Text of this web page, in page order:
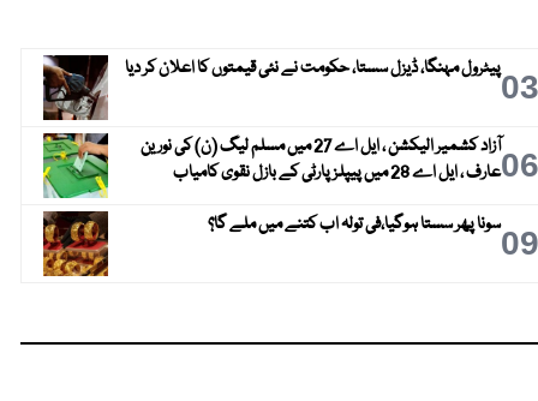
03پیٹرول مہنگا، ڈیزل سستا، حکومت نے نئی قیمتوں کا اعلان کر دیا
06
آزاد کشمیر الیکشن ، ایل اے 27 میں مسلم لیگ (ن) کی نورین
عارف ، ایل اے 28 میں پیپلز پارٹی کے بازل نقوی کامیاب
09سونا پھر سستا ہوگیا،فی تولہ اب کتنے میں ملے گا؟